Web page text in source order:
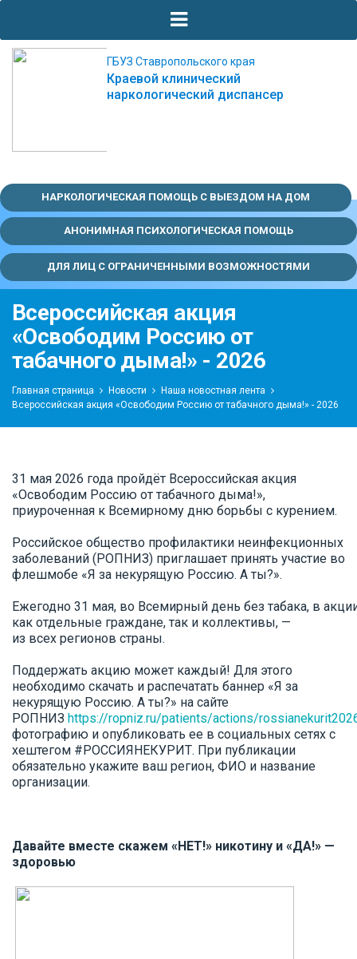
ГБУЗ Ставропольского края
Краевой клинический
наркологический диспансер
НАРКОЛОГИЧЕСКАЯ ПОМОЩЬ С ВЫЕЗДОМ НА ДОМ
АНОНИМНАЯ ПСИХОЛОГИЧЕСКАЯ ПОМОЩЬ
ДЛЯ ЛИЦ С ОГРАНИЧЕННЫМИ ВОЗМОЖНОСТЯМИ
Всероссийская акция
«Освободим Россию от
табачного дыма!» - 2026
Главная страница Новости
Наша новостная лента
Всероссийская акция «Освободим Россию от табачного дыма!» - 2026
31 мая 2026 года пройдёт Всероссийская акция
«Освободим Россию от табачного дыма!»,
приуроченная к Всемирному дню борьбы с курением.
Российское общество профилактики неинфекционных
заболеваний (РОПНИЗ) приглашает принять участие во
флешмобе «Я за некурящую Россию. А ты?».
Ежегодно 31 мая, во Всемирный день без табака, в
как отдельные граждане, так и коллективы, —
из всех регионов страны.
Поддержать акцию может каждый! Для этого
необходимо скачать и распечатать баннер «Я за
некурящую Россию. А ты?» на сайте
РОПНИЗ https://ropniz.ru/patients/actions/
фотографию и опубликовать ее в социальных сетях с
хештегом #РОССИЯНЕКУРИТ. При публикации
обязательно укажите ваш регион, ФИО и название
организации.
Давайте вместе скажем «НЕТ!» никотину и «ДА!» —
здоровью